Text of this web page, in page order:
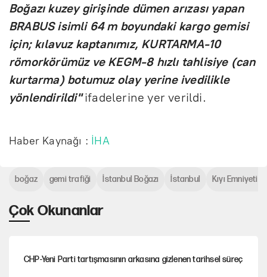
Boğazı kuzey girişinde dümen arızası yapan
BRABUS isimli 64 m boyundaki kargo gemisi
için; kılavuz kaptanımız, KURTARMA-10
römorkörümüz ve KEGM-8 hızlı tahlisiye (can
kurtarma) botumuz olay yerine ivedilikle
yönlendirildi"ifadelerine yer verildi.
Haber Kaynağı : İHA
Çok Okunanlar
CHP-Yeni Parti tartışmasının arkasına gizlenen tarihsel süreç
boğaz gemi trafiği İstanbul Boğazı İstanbul Kıyı Emniyeti